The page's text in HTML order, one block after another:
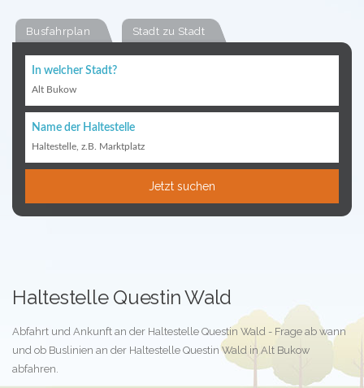
Busfahrplan Stadt zu Stadt
In welcher Stadt?
Alt Bukow
Name der Haltestelle
Haltestelle, z.B. Marktplatz
Jetzt suchen
Haltestelle Questin Wald
Abfahrt und Ankunft an der Haltestelle Questin Wald - Frage ab wann
und ob Buslinien an der Haltestelle Questin Wald in Alt Bukow
abfahren.